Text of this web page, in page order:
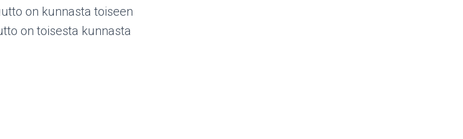
on kunnasta toiseen
on toisesta kunnasta